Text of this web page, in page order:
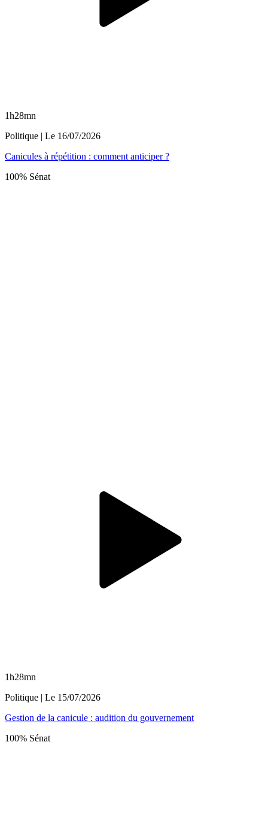
1h28mn
Politique | Le 16/07/2026
Canicules à répétition : comment anticiper ?
100% Sénat
1h28mn
Politique | Le 15/07/2026
Gestion de la canicule : audition du gouvernement
100% Sénat